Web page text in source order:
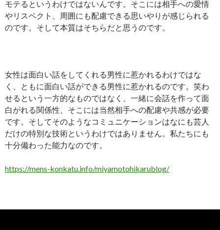
モテるというわけではないんです。そこには相手への愛情
やリスペクト、周囲にも配慮できる思いやりが感じられる
のです。そして本質はそちらだと思うのです。
女性は面白い話をしてくれる男性に惹かれるわけではな
く、ともに面白い話ができる男性に惹かれるのです。笑わ
せるという一方的なものではなく、一緒に会話を作って面
白がれる関係性、そこには当然相手への配慮や共感が必要
です。そしてそのようなコミュニケーションはなにも芸人
だけの特別な技術というわけではありません。私たちにも
十分備わった能力なのです。
https://mens-konkatu.info/miyamotohikarublog/